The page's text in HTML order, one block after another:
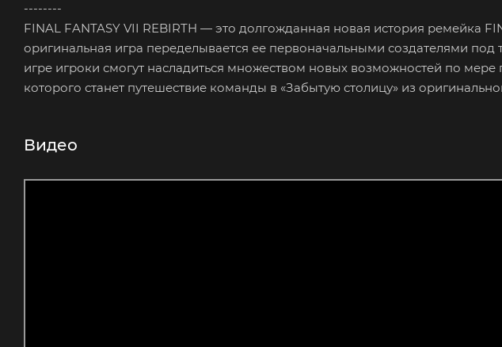
--------
FINAL FANTASY VII REBIRTH — это долгожданная новая история ремейка
оригинальная игра переделывается ее первоначальными создателями
игре игроки смогут насладиться множеством новых возможностей по
которого станет путешествие команды в «Забытую столицу» из
Видео